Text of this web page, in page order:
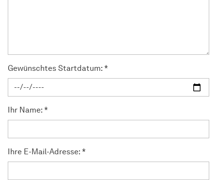
Gewünschtes Startdatum: *
Ihr Name: *
Ihre E-Mail-Adresse: *